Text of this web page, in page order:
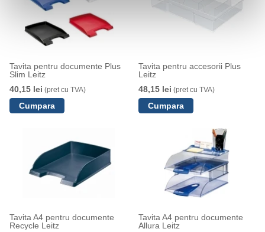
Tavita pentru documente Plus
Slim Leitz
40,15 lei (pret cu TVA)
Tavita pentru accesorii Plus
Leitz
48,15 lei (pret cu TVA)
Tavita A4 pentru documente
Recycle Leitz
Tavita A4 pentru documente
Allura Leitz